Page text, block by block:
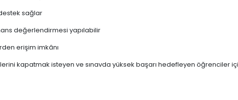
sağlar
değerlendirmesi yapılabilir
erişim imkânı
kapatmak isteyen ve sınavda yüksek başarı hedefleyen öğrenciler